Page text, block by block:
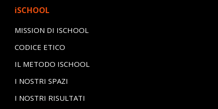
iSCHOOL
MISSION DI ISCHOOL
CODICE ETICO
IL METODO ISCHOOL
I NOSTRI SPAZI
I NOSTRI RISULTATI